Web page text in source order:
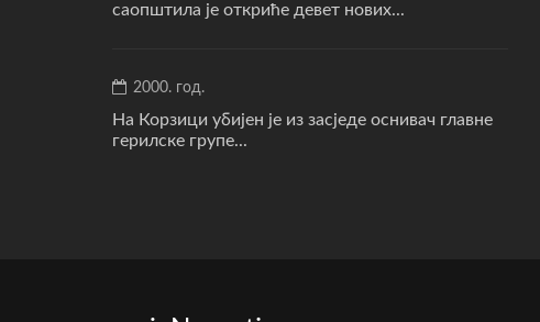
саопштила је откриће девет нових...
2000. год.
На Корзици убијен је из засједе оснивач главне
герилске групе...